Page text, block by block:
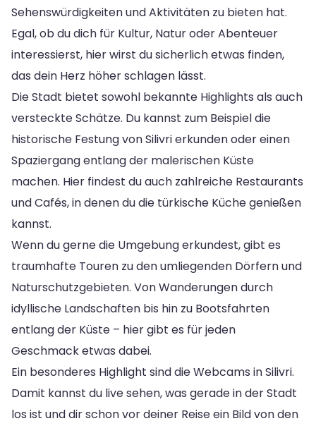
Sehenswürdigkeiten und Aktivitäten zu bieten hat.
Egal, ob du dich für Kultur, Natur oder Abenteuer
interessierst, hier wirst du sicherlich etwas finden,
das dein Herz höher schlagen lässt.
Die Stadt bietet sowohl bekannte Highlights als auch
versteckte Schätze. Du kannst zum Beispiel die
historische Festung von Silivri erkunden oder einen
Spaziergang entlang der malerischen Küste
machen. Hier findest du auch zahlreiche Restaurants
und Cafés, in denen du die türkische Küche genießen
kannst.
Wenn du gerne die Umgebung erkundest, gibt es
traumhafte Touren zu den umliegenden Dörfern und
Naturschutzgebieten. Von Wanderungen durch
idyllische Landschaften bis hin zu Bootsfahrten
entlang der Küste – hier gibt es für jeden
Geschmack etwas dabei.
Ein besonderes Highlight sind die Webcams in Silivri.
Damit kannst du live sehen, was gerade in der Stadt
los ist und dir schon vor deiner Reise ein Bild von den